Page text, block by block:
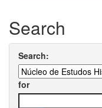
Search
Search:
for